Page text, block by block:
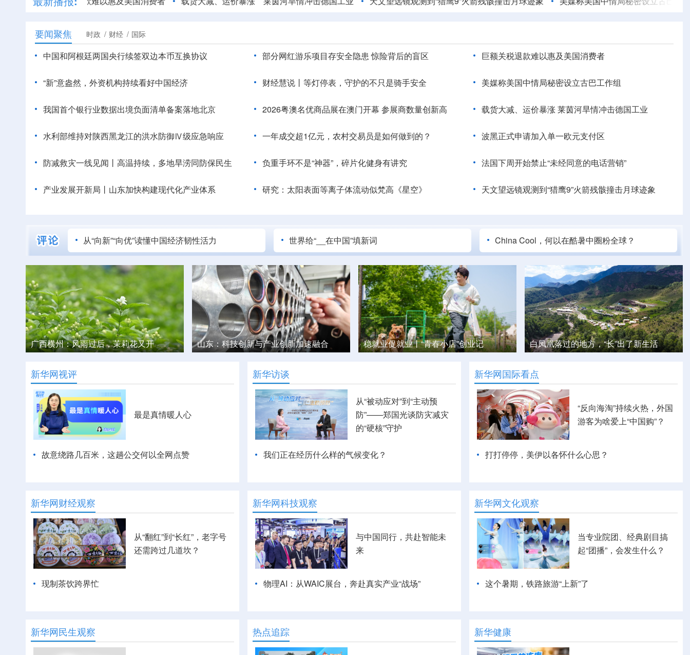
要闻聚焦 时政 财经 国际
中国和阿根廷两国央行续签双边本币互换协议
“新”意盎然，外资机构持续看好中国经济
我国首个银行业数据出境负面清单备案落地北京
水利部维持对陕西黑龙江的洪水防御Ⅳ级应急响应
防减救灾一线见闻丨高温持续，多地旱涝同防保民生
产业发展开新局丨 山东加快构建现代化产业体系
部分网红游乐项目存安全隐患 惊险背后的盲区
财经慧说丨等灯停表，守护的不只是骑手安全
2026粤澳名优商品展在澳门开幕 参展商数量创新高
一年成交超1亿元，农村交易员是如何做到的？
负重手环不是“神器”，碎片化健身有讲究
研究：太阳表面等离子体流动似梵高《星空》
巨额关税退款难以惠及美国消费者
美媒称美国中情局秘密设立古巴工作组
载货大减、运价暴涨 莱茵河旱情冲击德国工业
波黑正式申请加入单一欧元支付区
法国下周开始禁止“未经同意的电话营销”
天文望远镜观测到“猎鹰9”火箭残骸撞击月球迹象
从“向新”“向优”读懂中国经济韧性活力 世界给“__在中国”填新词 China Cool，何以在酷暑中圈粉全球？
山东：科技创新与产业创新加速融合 稳就业促就业丨“青春小店”创业记 白凤凰落过的地方，“长”出了新生活 雄安人工智能实训基地正式投运
新华网视评
最是真情暖人心
故意绕路几百米，这趟公交何以全网点赞
新华访谈
从“被动应对”到“主动预
防”——郑国光谈防灾减灾
的“硬核”守护
我们正在经历什么样的气候变化？
新华网国际看点
“反向海淘”持续火热，外国
游客为啥爱上“中国购”？
打打停停，美伊以各怀什么心思？
新华网财经观察
从“翻红”到“长红”，老字号
还需跨过几道坎？
现制茶饮跨界忙
新华网科技观察
与中国同行，共赴智能未
来
物理AI：从WAIC展台，奔赴真实产业“战场”
新华网文化观察
当专业院团、经典剧目搞
起“团播”，会发生什么？
这个暑期，铁路旅游“上新”了
新华网民生观察 热点追踪 新华健康